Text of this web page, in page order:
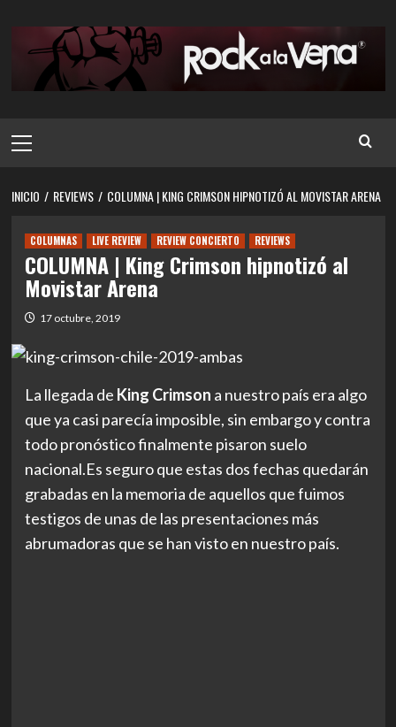
contenido
principal
INICIO REVIEWS COLUMNA | KING CRIMSON HIPNOTIZÓ AL MOVISTAR ARENA
COLUMNAS LIVE REVIEW REVIEW CONCIERTO REVIEWS
COLUMNA | King Crimson hipnotizó al
Movistar Arena
17 octubre, 2019
La llegada de King Crimson a nuestro país era algo
que ya casi parecía imposible, sin embargo y contra
todo pronóstico finalmente pisaron suelo
nacional.Es seguro que estas dos fechas quedarán
grabadas en la memoria de aquellos que fuimos
testigos de unas de las presentaciones más
abrumadoras que se han visto en nuestro país.